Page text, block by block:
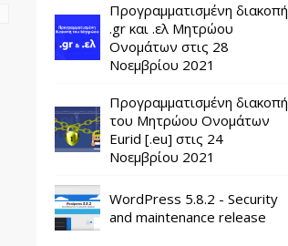
Προγραμματισμένη διακοπή
.gr και .ελ Μητρώου
Ονομάτων στις 28
Νοεμβρίου 2021
Προγραμματισμένη διακοπή
του Μητρώου Ονομάτων
Eurid [.eu] στις 24
Νοεμβρίου 2021
WordPress 5.8.2 - Security
and maintenance release